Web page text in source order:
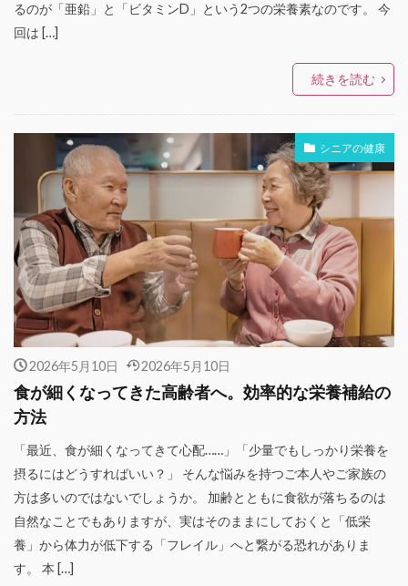
るのが「亜鉛」と「ビタミンD」という2つの栄養素なのです。 今
回は […]
続きを読む
シニアの健康
2026年5月10日 2026年5月10日
食が細くなってきた高齢者へ。効率的な栄養補給の
方法
「最近、食が細くなってきて心配……」「少量でもしっかり栄養を
摂るにはどうすればいい？」 そんな悩みを持つご本人やご家族の
方は多いのではないでしょうか。 加齢とともに食欲が落ちるのは
自然なことでもありますが、実はそのままにしておくと「低栄
養」から体力が低下する「フレイル」へと繋がる恐れがありま
す。 本 […]